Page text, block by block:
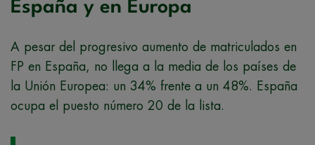
España y en Europa
A pesar del progresivo aumento de matriculados en
FP en España, no llega a la media de los países de
la Unión Europea: un 34% frente a un 48%. España
ocupa el puesto número 20 de la lista.